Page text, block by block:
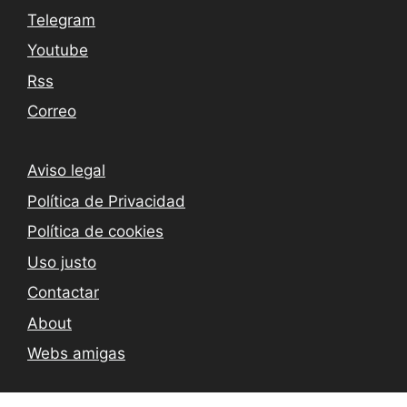
Telegram
Youtube
Rss
Correo
Aviso legal
Política de Privacidad
Política de cookies
Uso justo
Contactar
About
Webs amigas